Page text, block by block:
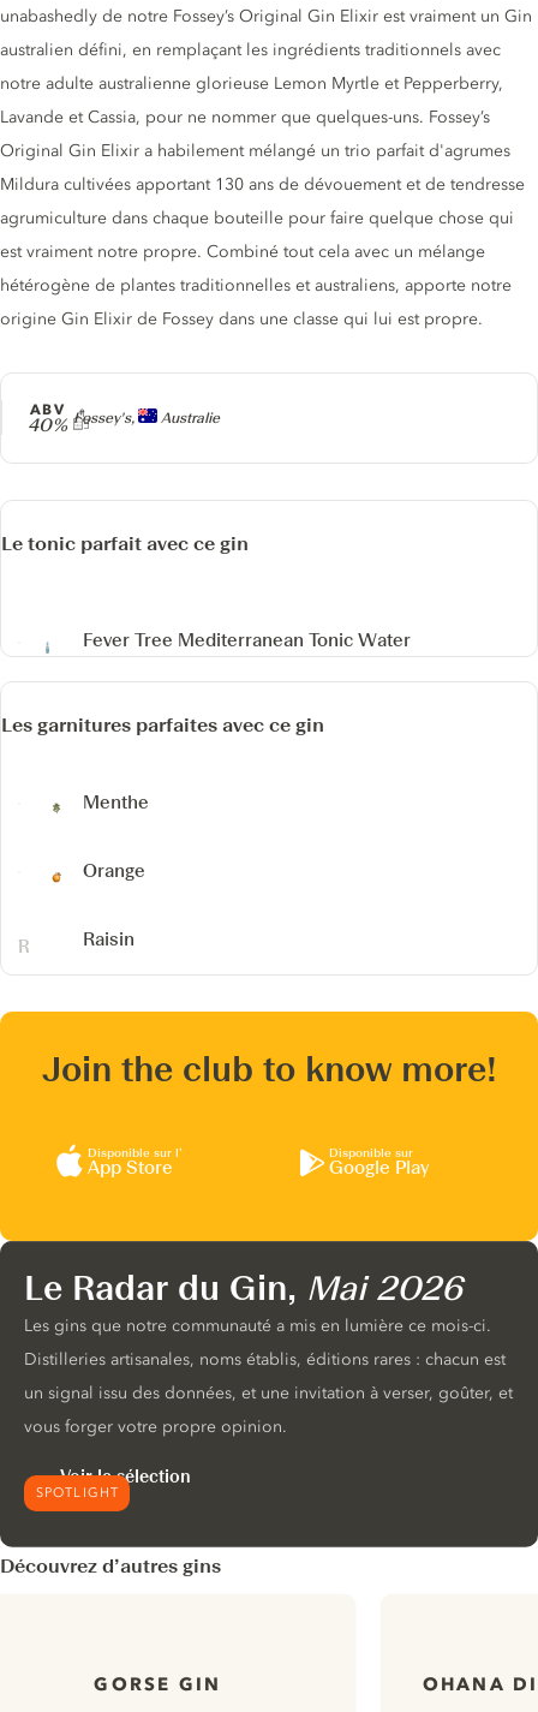
Producteur
Fossey's, Australie
ABV
40%
unabashedly de notre Fossey’s Original Gin Elixir est vraiment un Gin
australien défini, en remplaçant les ingrédients traditionnels avec
notre adulte australienne glorieuse Lemon Myrtle et Pepperberry,
Lavande et Cassia, pour ne nommer que quelques-uns. Fossey’s
Original Gin Elixir a habilement mélangé un trio parfait d'agrumes
Mildura cultivées apportant 130 ans de dévouement et de tendresse
agrumiculture dans chaque bouteille pour faire quelque chose qui
est vraiment notre propre. Combiné tout cela avec un mélange
hétérogène de plantes traditionnelles et australiens, apporte notre
origine Gin Elixir de Fossey dans une classe qui lui est propre.
Le tonic parfait avec ce gin
Fever Tree Mediterranean Tonic Water
Les garnitures parfaites avec ce gin
Menthe
Orange
Raisin
Join the club to know more!
Disponible sur l’
App Store
Disponible sur
Google Play
SPOTLIGHT
Le Radar du Gin, Mai 2026
Les gins que notre communauté a mis en lumière ce mois-ci.
Distilleries artisanales, noms établis, éditions rares : chacun est
un signal issu des données, et une invitation à verser, goûter, et
vous forger votre propre opinion.
Voir la sélection
Découvrez d’autres gins
GORSE GIN OHANA